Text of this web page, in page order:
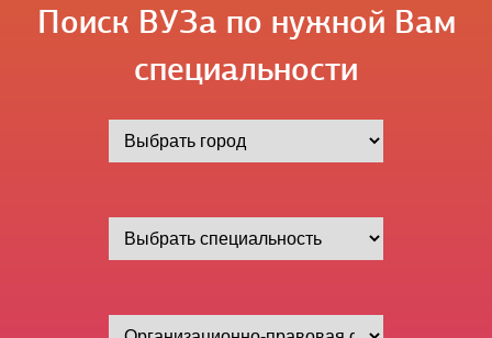
Поиск ВУЗа по нужной Вам
специальности